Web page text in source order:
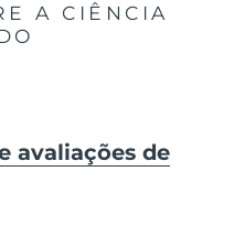
A CIÊNCIA
avaliações de